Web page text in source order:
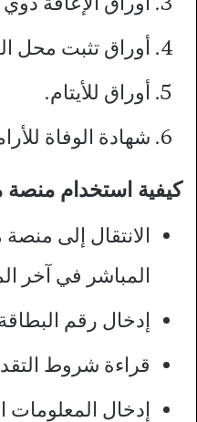
أوراق تثبت محل
أوراق للأيتام.
شهادة الوفاة
كيفية استخدام
الانتقال إلى
المباشر في آخر
إدخال رقم
قراءة شروط
إدخال